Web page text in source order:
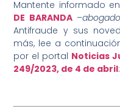
Mantente informado
DE BARANDA–
Antifraude y sus
más, lee a
por el portal Noticias
249/2023, de 4 de abril: